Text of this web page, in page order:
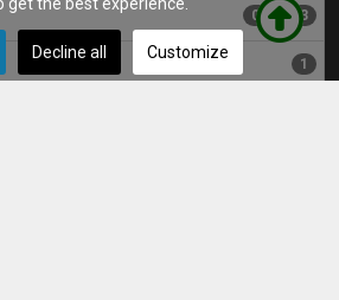
00:00:03
1
Decline all Customize